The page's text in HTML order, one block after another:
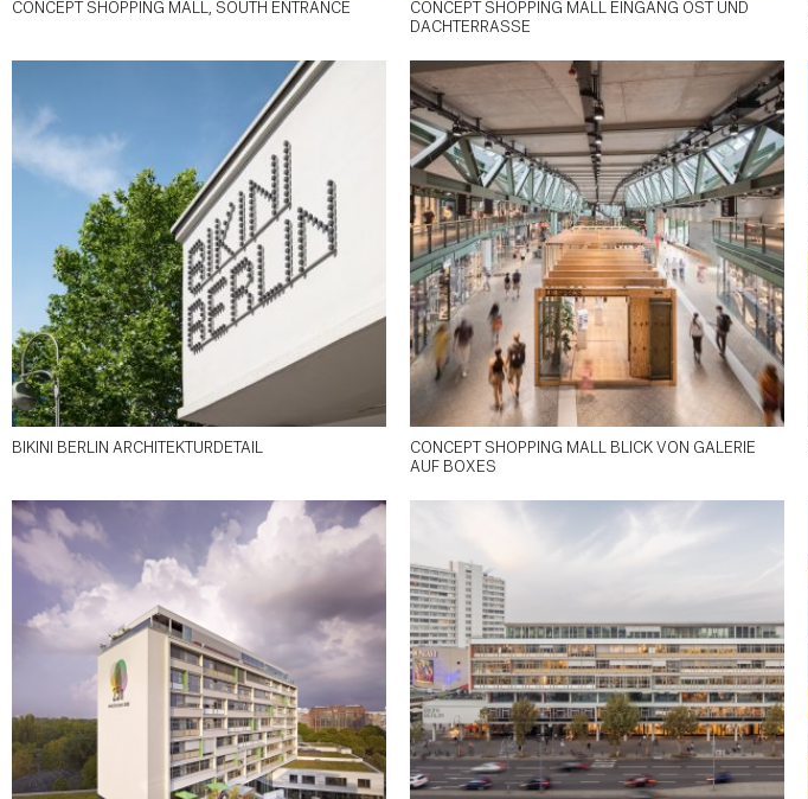
CONCEPT SHOPPING MALL, SOUTH ENTRANCE
CONCEPT SHOPPING MALL EINGANG OST UND
DACHTERRASSE
BIKINI BERLIN ARCHITEKTURDETAIL
CONCEPT SHOPPING MALL BLICK VON GALERIE
AUF BOXES